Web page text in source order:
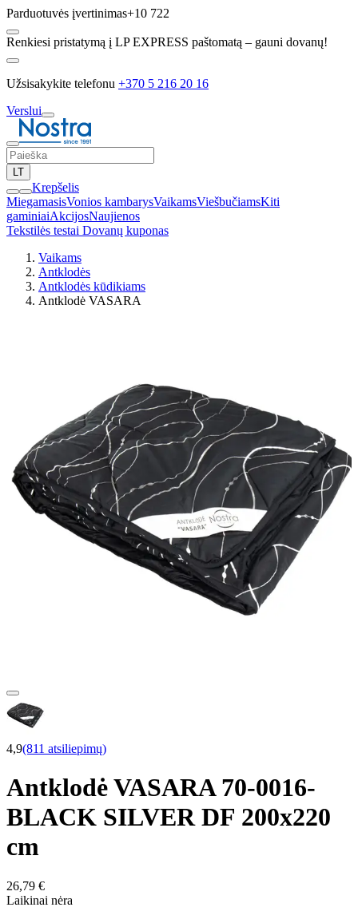
Parduotuvės įvertinimas+10 722
Renkiesi pristatymą į LP EXPRESS paštomatą – gauni dovanų!
Užsisakykite telefonu +370 5 216 20 16
Verslui
LT
Krepšelis
MiegamasisVonios kambarysVaikamsViešbučiamsKiti
gaminiaiAkcijosNaujienos
Tekstilės testai Dovanų kuponas
Vaikams
Antklodės
Antklodės kūdikiams
Antklodė VASARA
4,9(811 atsiliepimų)
Antklodė VASARA 70-0016-
BLACK SILVER DF 200x220
cm
26,79 €
Laikinai nėra